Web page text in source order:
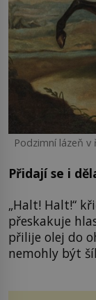
Podzimní lázeň v
Přidají se i
„Halt! Halt!“
přeskakuje
přilije olej do
nemohly být